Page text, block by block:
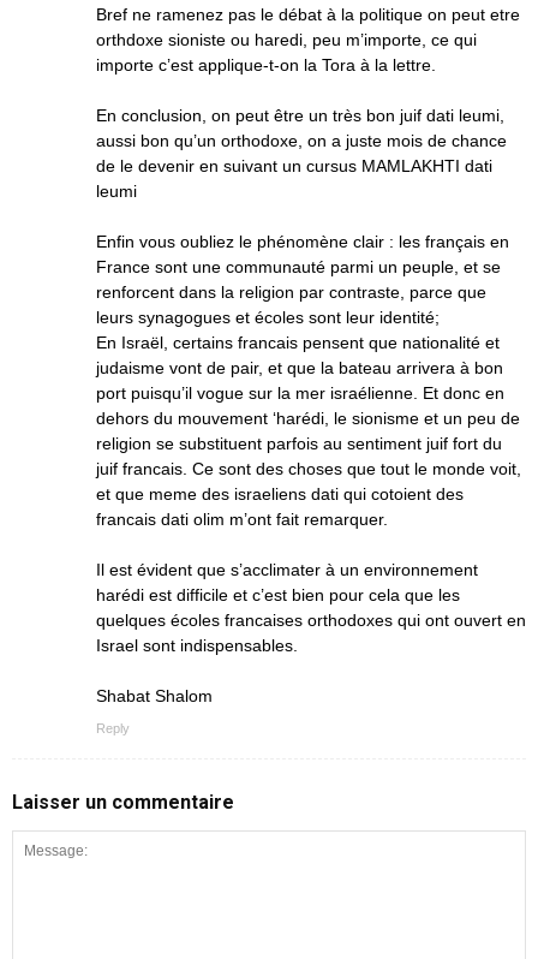
Bref ne ramenez pas le débat à la politique on peut etre
orthdoxe sioniste ou haredi, peu m’importe, ce qui
importe c’est applique-t-on la Tora à la lettre.
En conclusion, on peut être un très bon juif dati leumi,
aussi bon qu’un orthodoxe, on a juste mois de chance
de le devenir en suivant un cursus MAMLAKHTI dati
leumi
Enfin vous oubliez le phénomène clair : les français en
France sont une communauté parmi un peuple, et se
renforcent dans la religion par contraste, parce que
leurs synagogues et écoles sont leur identité;
En Israël, certains francais pensent que nationalité et
judaisme vont de pair, et que la bateau arrivera à bon
port puisqu’il vogue sur la mer israélienne. Et donc en
dehors du mouvement ‘harédi, le sionisme et un peu de
religion se substituent parfois au sentiment juif fort du
juif francais. Ce sont des choses que tout le monde voit,
et que meme des israeliens dati qui cotoient des
francais dati olim m’ont fait remarquer.
Il est évident que s’acclimater à un environnement
harédi est difficile et c’est bien pour cela que les
quelques écoles francaises orthodoxes qui ont ouvert en
Israel sont indispensables.
Shabat Shalom
Reply
Laisser un commentaire